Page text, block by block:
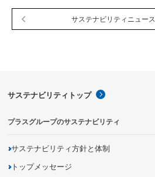
サステナビリティニュー
サステナビリティトップ
プラスグループのサステナビリティ
サステナビリティ方針と体制
トップメッセージ